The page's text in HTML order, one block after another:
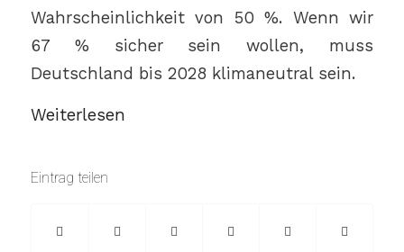
Wahrscheinlichkeit von 50 %. Wenn wir
67 % sicher sein wollen, muss
Deutschland bis 2028 klimaneutral sein.
Weiterlesen
Eintrag teilen